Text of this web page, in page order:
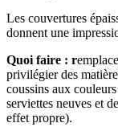
Les couvertures
donnent une
Quoi faire : r
privilégier des
coussins aux
serviettes neuves et
effet propre).